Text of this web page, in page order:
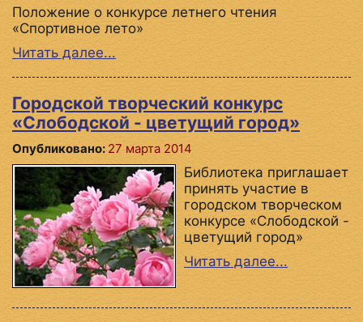
Положение о конкурсе летнего чтения
«Спортивное лето»
Читать далее...
Городской творческий конкурс
«Слободской - цветущий город»
Опубликовано: 27 марта 2014
Библиотека приглашает
принять участие в
городском творческом
конкурсе «Слободской -
цветущий город»
Читать далее...